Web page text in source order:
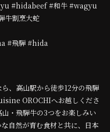
#hidabeef #和牛 #wagyu
割烹大蛇
#飛騨 #hida
、高山駅から徒歩12分の飛騨
OROCHIへお越しくださ
・飛騨牛の3つをお楽しみい
自然が育む食材と共に、日本